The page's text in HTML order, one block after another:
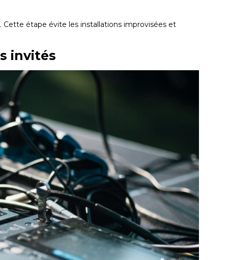
étape évite les installations improvisées et
invités